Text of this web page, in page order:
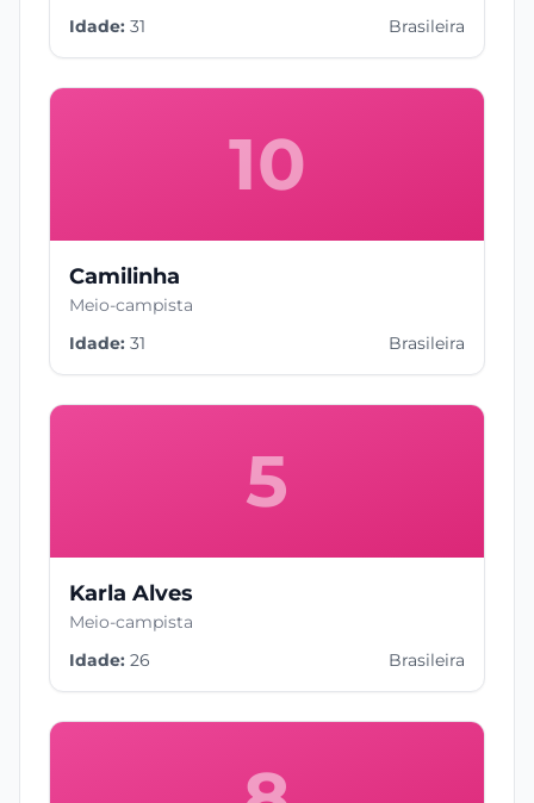
Idade: 31 Brasileira
10
Camilinha
Meio-campista
Idade: 31 Brasileira
5
Karla Alves
Meio-campista
Idade: 26 Brasileira